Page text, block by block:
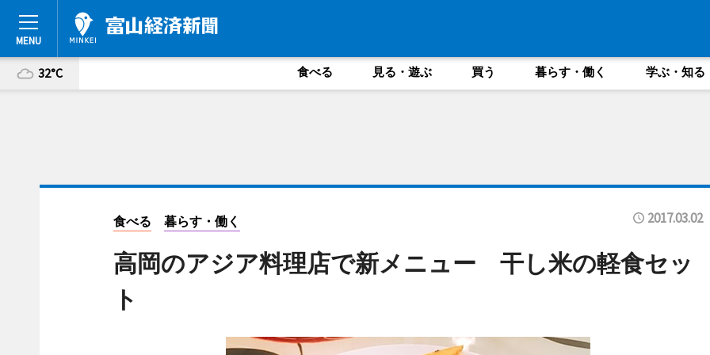
32°C 食べる 見る・遊ぶ 買う 暮らす・働く 学ぶ・知る
食べる 暮らす・働く 2017.03.02
高岡のアジア料理店で新メニュー 干し米の軽食セッ
ト